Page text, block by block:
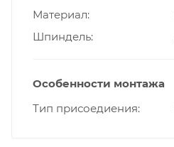
Материал
Шпиндель
Особенности монтажа
Тип присоедиения